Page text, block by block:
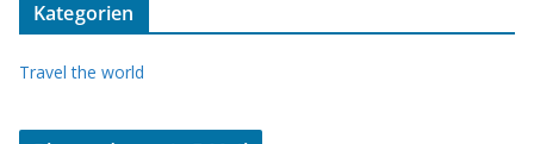
Kategorien
Travel the world